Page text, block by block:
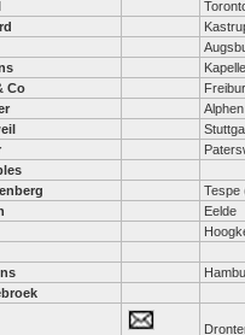
Co
Tespe
Eelde